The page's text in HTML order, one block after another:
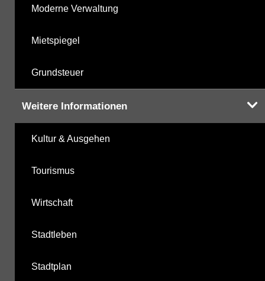
Moderne Verwaltung
Mietspiegel
Grundsteuer
Weitere Informationen
Kultur & Ausgehen
Tourismus
Wirtschaft
Stadtleben
Stadtplan